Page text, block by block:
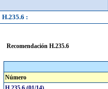
H.235.6 :
Recomendación H.235.6
Número